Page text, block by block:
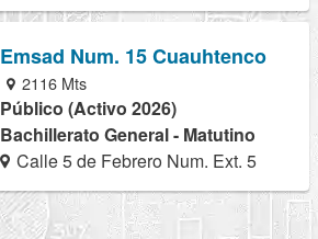
Emsad Num. 15 Cuauhtenco
2116 Mts
Público (Activo 2026)
Bachillerato General - Matutino
Calle 5 de Febrero Num. Ext. 5